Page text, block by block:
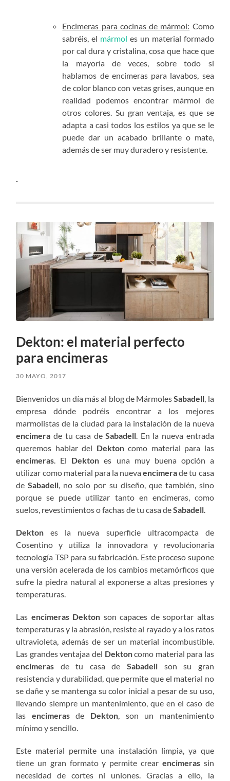
Encimeras para cocinas de mármol: Como
sabréis, el mármoles un material formado
por cal dura y cristalina, cosa que hace que
la mayoría de veces, sobre todo si
hablamos de encimeras para lavabos, sea
de color blanco con vetas grises, aunque en
realidad podemos encontrar mármol de
otros colores. Su gran ventaja, es que se
adapta a casi todos los estilos ya que se le
puede dar un acabado brillante o mate,
además de ser muy duradero y resistente.
Dekton: el material perfecto
para encimeras
30 MAYO, 2017
Bienvenidos un día más al blog de MármolesSabadell, la
empresa dónde podréis encontrar a los mejores
marmolistas de la ciudad para la instalación de la nueva
encimera de tu casa deSabadell. En la nueva entrada
queremos hablar del Dektoncomo material para las
encimeras. El Dekton es una muy buena opción a
utilizar como material para la nuevaencimerade tu casa
deSabadell, no solo por su diseño, que también, sino
porque se puede utilizar tanto en encimeras, como
suelos, revestimientos o fachas de tu casa deSabadell.
Dekton es la nueva superficie ultracompacta de
Cosentino y utiliza la innovadora y revolucionaria
tecnología TSP para su fabricación. Este proceso supone
una versión acelerada de los cambios metamórficos que
sufre la piedra natural al exponerse a altas presiones y
temperaturas.
Las encimeras Dekton son capaces de soportar altas
temperaturas y la abrasión, resiste al rayado y a los ratos
ultravioleta, además de ser un material incombustible.
Las grandes ventajaa del Dektoncomo material para las
encimeras de tu casa deSabadell son su gran
resistencia y durabilidad, que permite que el material no
se dañe y se mantenga su color inicial a pesar de su uso,
llevando siempre un mantenimiento, que en el caso de
las encimerasde Dekton, son un mantenimiento
mínimo y sencillo.
Este material permite una instalación limpia, ya que
tiene un gran formato y permite crear encimerassin
necesidad de cortes ni uniones. Gracias a ello, la